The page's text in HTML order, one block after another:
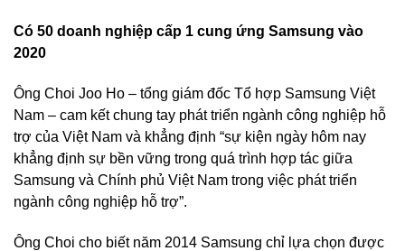
Có 50 doanh nghiệp cấp 1 cung ứng Samsung vào
2020
Ông Choi Joo Ho – tổng giám đốc Tổ hợp Samsung Việt
Nam – cam kết chung tay phát triển ngành công nghiệp hỗ
trợ của Việt Nam và khẳng định “sự kiện ngày hôm nay
khẳng định sự bền vững trong quá trình hợp tác giữa
Samsung và Chính phủ Việt Nam trong việc phát triển
ngành công nghiệp hỗ trợ”.
Ông Choi cho biết năm 2014 Samsung chỉ lựa chọn được